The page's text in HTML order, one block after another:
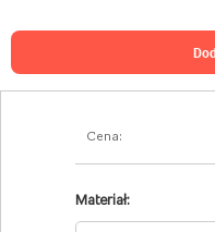
Cena:
Materiał: